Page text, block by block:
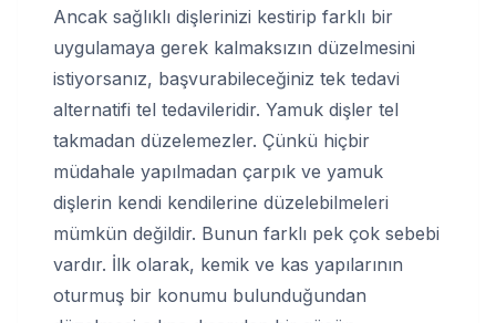
Ancak sağlıklı dişlerinizi kestirip farklı bir
uygulamaya gerek kalmaksızın düzelmesini
istiyorsanız, başvurabileceğiniz tek tedavi
alternatifi tel tedavileridir. Yamuk dişler tel
takmadan düzelemezler. Çünkü hiçbir
müdahale yapılmadan çarpık ve yamuk
dişlerin kendi kendilerine düzelebilmeleri
mümkün değildir. Bunun farklı pek çok sebebi
vardır. İlk olarak, kemik ve kas yapılarının
oturmuş bir konumu bulunduğundan